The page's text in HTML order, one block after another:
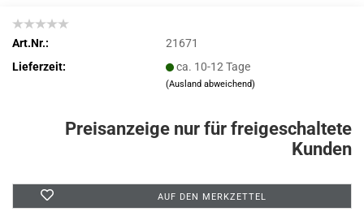
Art.Nr.:
21671
Lieferzeit:
ca. 10-12 Tage
(Ausland abweichend)
Preisanzeige nur für freigeschaltete
Kunden
AUF DEN MERKZETTEL